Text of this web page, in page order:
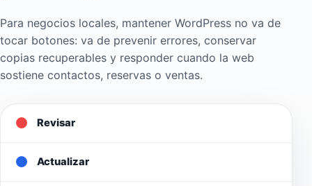
Para negocios locales, mantener WordPress no va de
tocar botones: va de prevenir errores, conservar
copias recuperables y responder cuando la web
sostiene contactos, reservas o ventas.
Revisar
Actualizar